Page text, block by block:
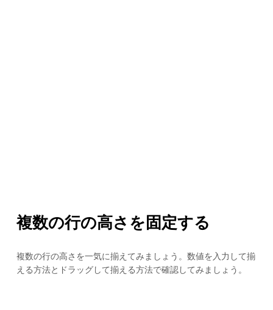
複数の行の高さを固定する
複数の行の高さを一気に揃えてみましょう。数値を入力して揃
える方法とドラッグして揃える方法で確認してみましょう。